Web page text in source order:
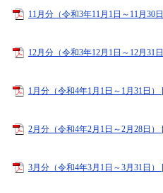
11月分（令和3年11月1日～11月30
12月分（令和3年12月1日～12月31
1月分（令和4年1月1日～1月31日
2月分（令和4年2月1日～2月28日
3月分（令和4年3月1日～3月31日